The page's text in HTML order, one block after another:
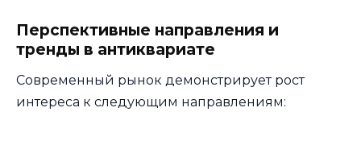
Перспективные направления и
тренды в антиквариате
Современный рынок демонстрирует рост
интереса к следующим направлениям: